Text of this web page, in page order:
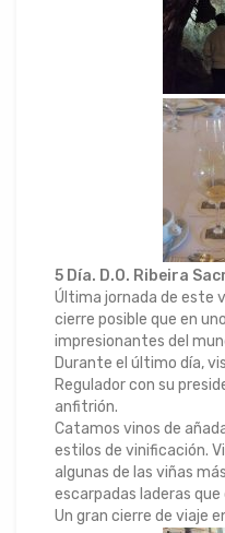
5 Día. D.O. Ribeira
Última jornada de este
cierre posible que en
impresionantes del
Durante el último día,
Regulador con su
anfitrión.
Catamos vinos de
estilos de vinificación.
algunas de las viñas
escarpadas laderas que
Un gran cierre de viaje